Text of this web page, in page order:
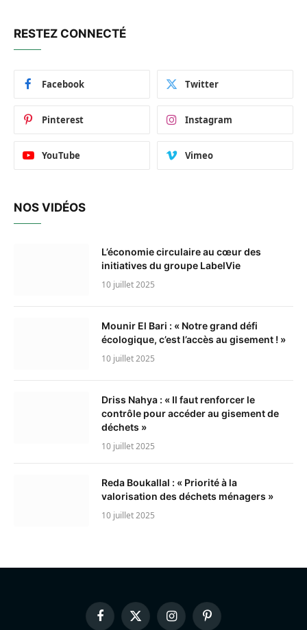
RESTEZ CONNECTÉ
Facebook Twitter
Pinterest Instagram
YouTube Vimeo
NOS VIDÉOS
L’économie circulaire au cœur des
initiatives du groupe LabelVie
10 juillet 2025
Mounir El Bari : « Notre grand défi
écologique, c’est l’accès au gisement ! »
10 juillet 2025
Driss Nahya : « Il faut renforcer le
contrôle pour accéder au gisement de
déchets »
10 juillet 2025
Reda Boukallal : « Priorité à la
valorisation des déchets ménagers »
10 juillet 2025
FacebookX
InstagramPinterest